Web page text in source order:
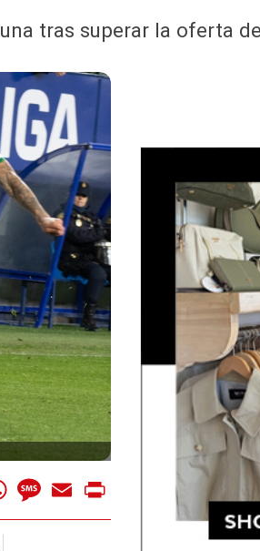
tras superar la oferta
WhatsAppMessage
Email